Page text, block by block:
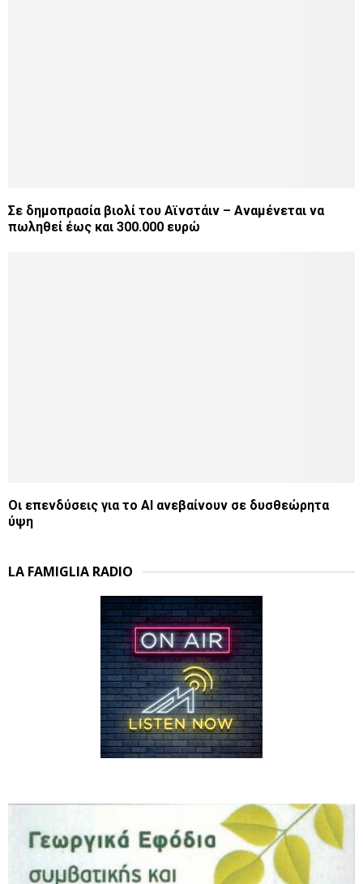
Σε δημοπρασία βιολί του Αϊνστάιν – Αναμένεται να
πωληθεί έως και 300.000 ευρώ
Οι επενδύσεις για το ΑΙ ανεβαίνουν σε δυσθεώρητα
ύψη
LA FAMIGLIA RADIO